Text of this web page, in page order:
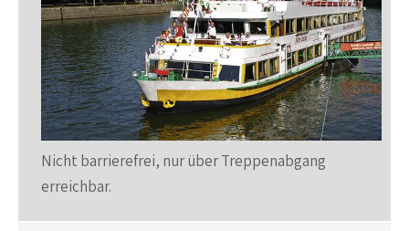
Nicht barrierefrei, nur über Treppenabgang
erreichbar.